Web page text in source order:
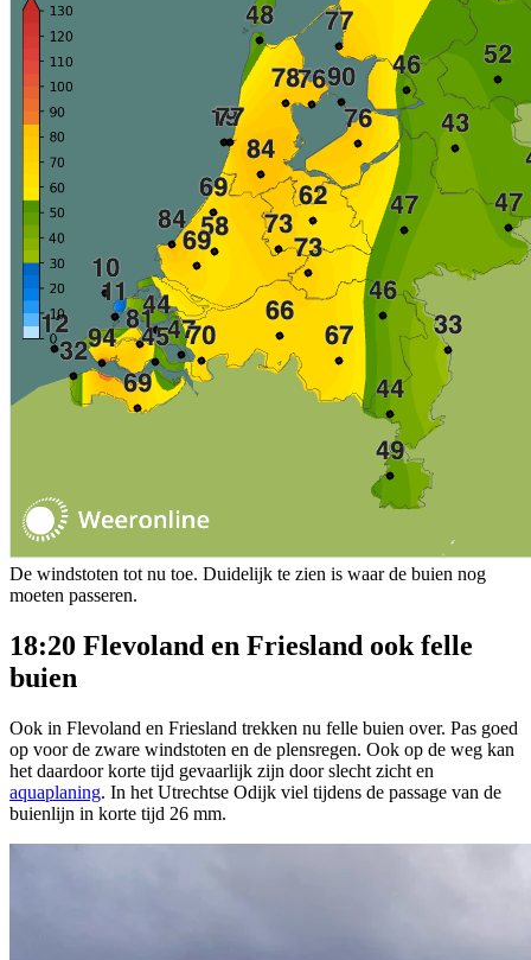
De windstoten tot nu toe. Duidelijk te zien is waar de buien nog
moeten passeren.
18:20 Flevoland en Friesland ook felle
buien
Ook in Flevoland en Friesland trekken nu felle buien over. Pas goed
op voor de zware windstoten en de plensregen. Ook op de weg kan
het daardoor korte tijd gevaarlijk zijn door slecht zicht en
aquaplaning. In het Utrechtse Odijk viel tijdens de passage van de
buienlijn in korte tijd 26 mm.